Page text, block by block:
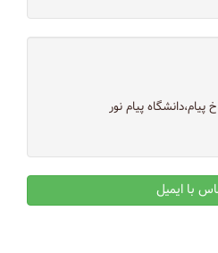
پيام،دانشگاه پيام نور